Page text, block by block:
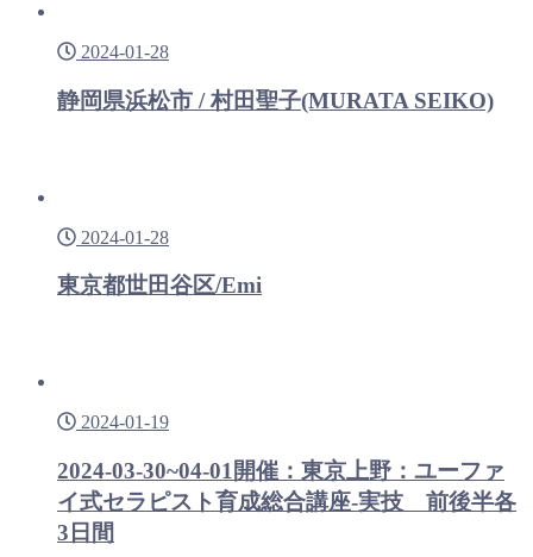
2024-01-28
静岡県浜松市 / 村田聖子(MURATA SEIKO)
2024-01-28
東京都世田谷区/Emi
2024-01-19
2024-03-30~04-01開催：東京上野：ユーファ
イ式セラピスト育成総合講座-実技 前後半各
3日間